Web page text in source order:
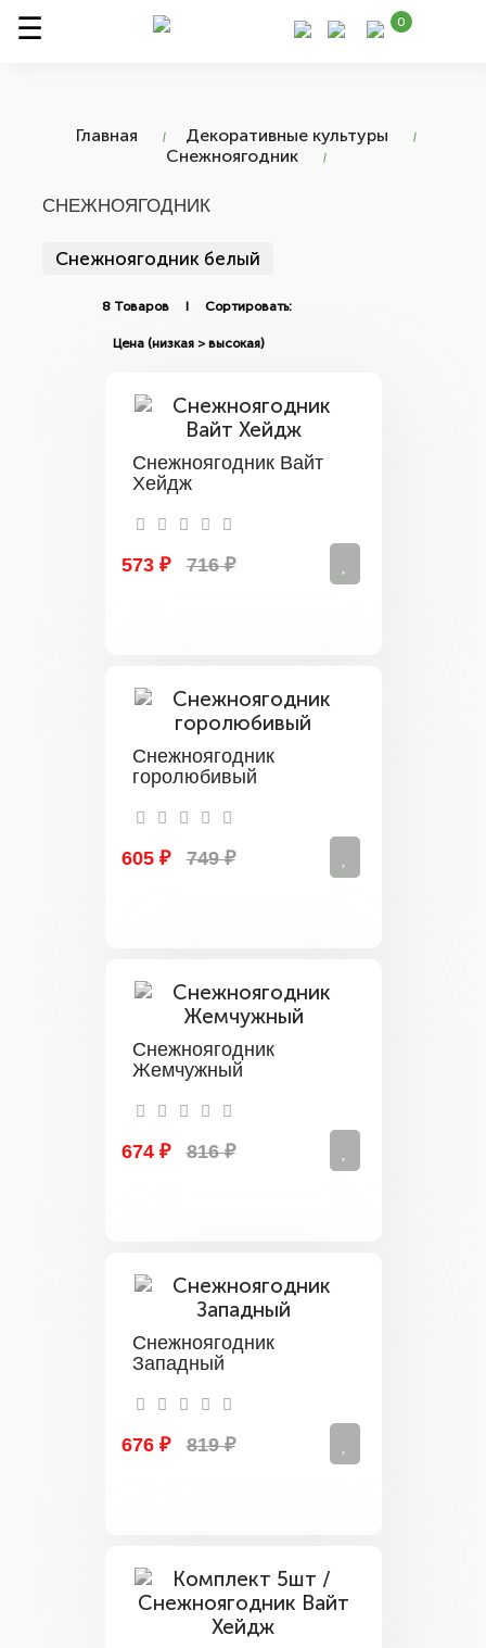
0
Главная
Декоративные культуры
Снежноягодник
СНЕЖНОЯГОДНИК
Снежноягодник белый
8 Товаров I Сортировать:
Снежноягодник Вайт
Хейдж
573 ₽ 716 ₽
Снежноягодник
горолюбивый
605 ₽ 749 ₽
Снежноягодник
Жемчужный
674 ₽ 816 ₽
Снежноягодник
Западный
676 ₽ 819 ₽